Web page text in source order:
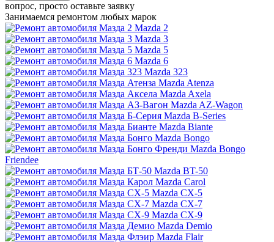
вопрос, просто оставьте заявку
Занимаемся ремонтом любых марок
Mazda 2
Mazda 3
Mazda 5
Mazda 6
Mazda 323
Mazda Atenza
Mazda Axela
Mazda AZ-Wagon
Mazda B-Series
Mazda Biante
Mazda Bongo
Mazda Bongo
Friendee
Mazda BT-50
Mazda Carol
Mazda CX-5
Mazda CX-7
Mazda CX-9
Mazda Demio
Mazda Flair